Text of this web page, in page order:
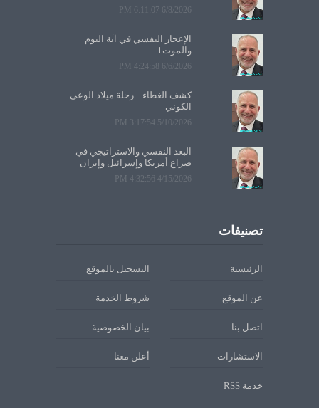
6/8/2026 6:11:07 PM
الإعجاز النفسي في آية النوم
والموت1
6/6/2026 4:24:58 PM
كشف الغطاء... رحلة ميلاد الوعي
الكوني
5/10/2026 3:17:54 PM
البعد النفسي والاستراتيجي في
صراع أمريكا وإسرائيل وإيران
4/15/2026 4:32:56 PM
تصنيفات
الرئيسية التسجيل بالموقع
عن الموقع شروط الخدمة
اتصل بنا بيان الخصوصية
الاستشارات أعلن معنا
خدمة RSS